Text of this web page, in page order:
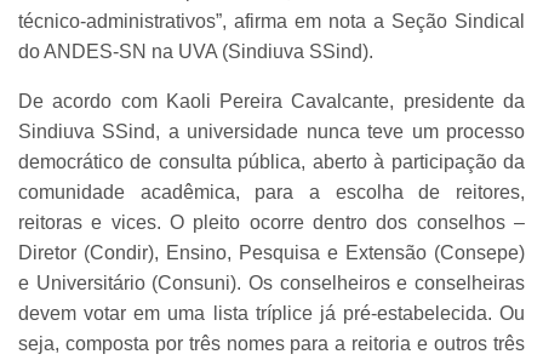
técnico-administrativos”, afirma em nota a Seção Sindical
do ANDES-SN na UVA (Sindiuva SSind).
De acordo com Kaoli Pereira Cavalcante, presidente da
Sindiuva SSind, a universidade nunca teve um processo
democrático de consulta pública, aberto à participação da
comunidade acadêmica, para a escolha de reitores,
reitoras e vices. O pleito ocorre dentro dos conselhos –
Diretor (Condir), Ensino, Pesquisa e Extensão (Consepe)
e Universitário (Consuni). Os conselheiros e conselheiras
devem votar em uma lista tríplice já pré-estabelecida. Ou
seja, composta por três nomes para a reitoria e outros três